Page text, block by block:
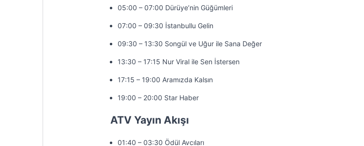
05:00 – 07:00 Dürüye’nin Güğümleri
07:00 – 09:30 İstanbullu Gelin
09:30 – 13:30 Songül ve Uğur ile Sana Değer
13:30 – 17:15 Nur Viral ile Sen İstersen
17:15 – 19:00 Aramızda Kalsın
19:00 – 20:00 Star Haber
ATV Yayın Akışı
01:40 – 03:30 Ödül Avcıları